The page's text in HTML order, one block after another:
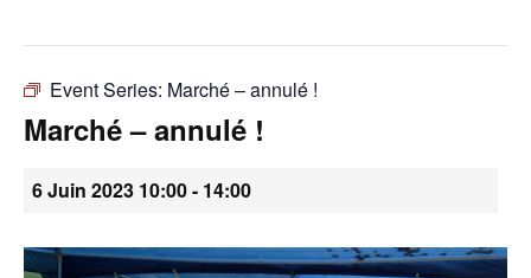
Canton
Event Series: Marché – annulé !
Marché – annulé !
6 Juin 2023 10:00- 14:00